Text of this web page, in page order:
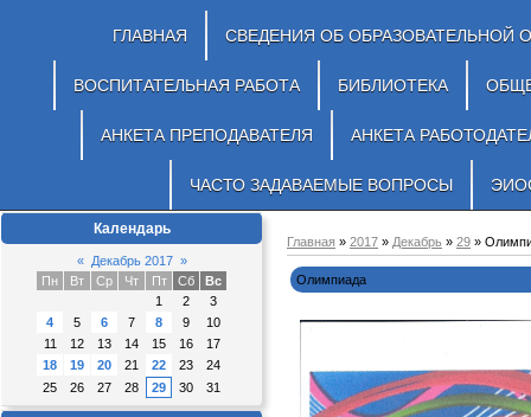
ГЛАВНАЯ СВЕДЕНИЯ ОБ ОБРАЗОВАТЕЛЬНОЙ
ВОСПИТАТЕЛЬНАЯ РАБОТА БИБЛИОТЕКА
АНКЕТА ПРЕПОДАВАТЕЛЯ АНКЕТА
ЧАСТО ЗАДАВАЕМЫЕ ВОПРОСЫ
Календарь
« Декабрь 2017 »
Пн
Вт Ср Чт Пт Сб
Вс
1
2
3
4
5 6 7 8 9
10
11
12 13 14 15 16
17
18
19 20 21 22 23
24
25
26 27 28 29 30 31
Главная » 2017 » Декабрь » 29 »
Олимпиада